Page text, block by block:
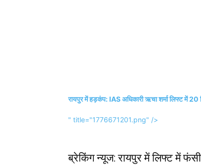
रायपुर में हड़कंप: IAS अधिकारी ऋचा शर्मा लिफ्ट में
" title="1776671201.png" />
ब्रेकिंग न्यूज: रायपुर में लिफ्ट में